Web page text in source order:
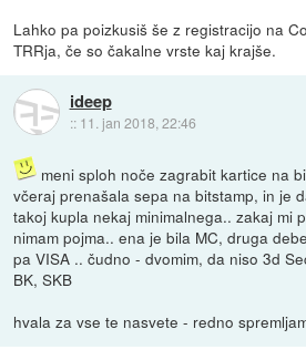
Lahko pa poizkusiš še z registracijo na
TRRja, če so čakalne vrste kaj krajše.
ideep
:: 11. jan 2018, 22:46
meni sploh noče zagrabit kartice na
včeraj prenašala sepa na bitstamp, in je
takoj kupla nekaj minimalnega.. zakaj mi
nimam pojma.. ena je bila MC, druga
pa VISA .. čudno - dvomim, da niso 3d
BK, SKB
hvala za vse te nasvete - redno